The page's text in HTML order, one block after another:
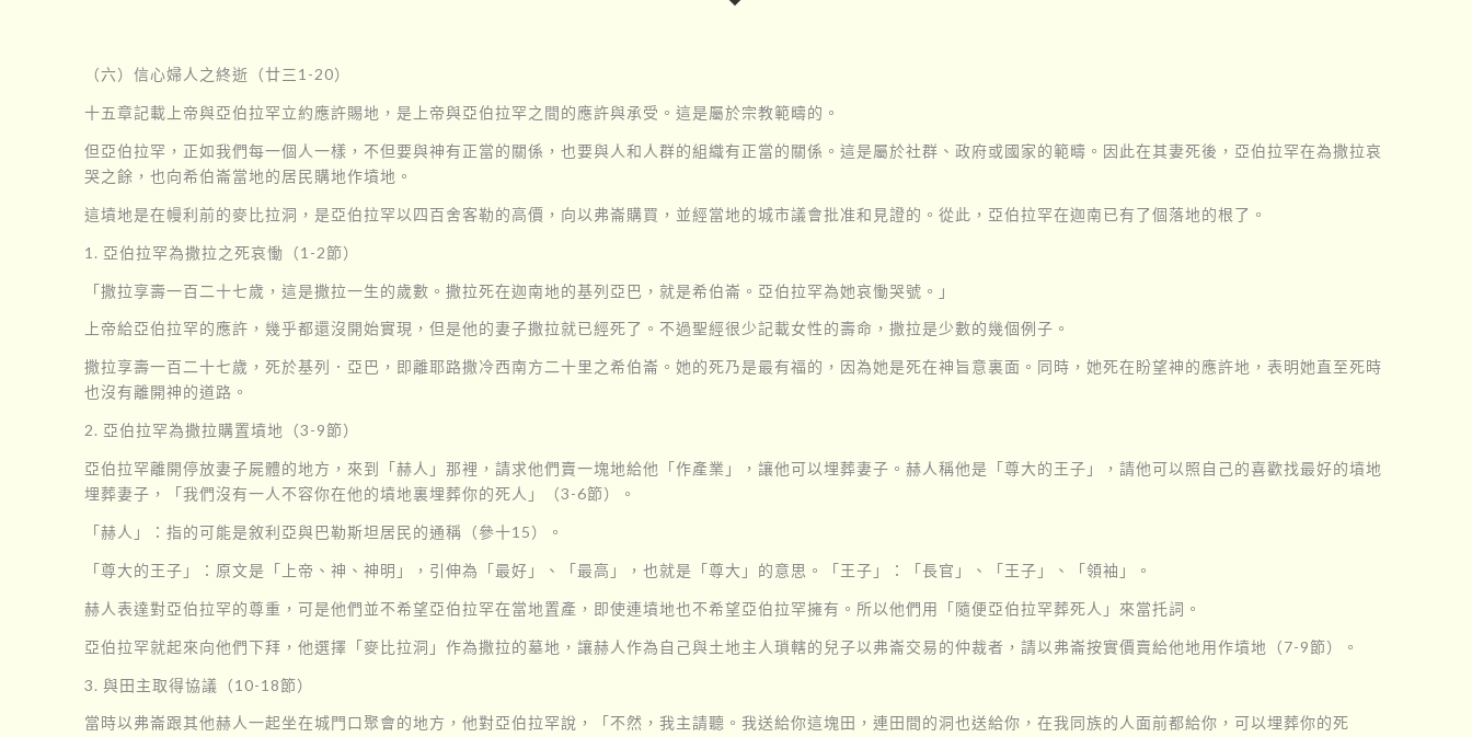
（六）信心婦人之終逝（廿三1-20）
十五章記載上帝與亞伯拉罕立約應許賜地，是上帝與亞伯拉罕之間的應許與承受。這是屬於宗教範疇的。
但亞伯拉罕，正如我們每一個人一樣，不但要與神有正當的關係，也要與人和人群的組織有正當的關係。這是屬於社群、政府或國家的範疇。因此在其妻死後，亞伯拉罕在為撒拉哀
哭之餘，也向希伯崙當地的居民購地作墳地。
這墳地是在幔利前的麥比拉洞，是亞伯拉罕以四百舍客勒的高價，向以弗崙購買，並經當地的城市議會批准和見證的。從此，亞伯拉罕在迦南已有了個落地的根了。
1. 亞伯拉罕為撒拉之死哀慟（1-2節）
「撒拉享壽一百二十七歲，這是撒拉一生的歲數。撒拉死在迦南地的基列亞巴，就是希伯崙。亞伯拉罕為她哀慟哭號。」
上帝給亞伯拉罕的應許，幾乎都還沒開始實現，但是他的妻子撒拉就已經死了。不過聖經很少記載女性的壽命，撒拉是少數的幾個例子。
撒拉享壽一百二十七歲，死於基列．亞巴，即離耶路撒冷西南方二十里之希伯崙。她的死乃是最有福的，因為她是死在神旨意裏面。同時，她死在盼望神的應許地，表明她直至死時
也沒有離開神的道路。
2. 亞伯拉罕為撒拉購置墳地（3-9節）
亞伯拉罕離開停放妻子屍體的地方，來到「赫人」那裡，請求他們賣一塊地給他「作產業」，讓他可以埋葬妻子。赫人稱他是「尊大的王子」，請他可以照自己的喜歡找最好的墳地
埋葬妻子，「我們沒有一人不容你在他的墳地裏埋葬你的死人」（3-6節）。
「赫人」：指的可能是敘利亞與巴勒斯坦居民的通稱（參十15）。
「尊大的王子」：原文是「上帝、神、神明」，引伸為「最好」、「最高」，也就是「尊大」的意思。「王子」：「長官」、「王子」、「領袖」。
赫人表達對亞伯拉罕的尊重，可是他們並不希望亞伯拉罕在當地置產，即使連墳地也不希望亞伯拉罕擁有。所以他們用「隨便亞伯拉罕葬死人」來當托詞。
亞伯拉罕就起來向他們下拜，他選擇「麥比拉洞」作為撒拉的墓地，讓赫人作為自己與土地主人瑣轄的兒子以弗崙交易的仲裁者，請以弗崙按實價賣給他地用作墳地（7-9節）。
3. 與田主取得協議（10-18節）
當時以弗崙跟其他赫人一起坐在城門口聚會的地方，他對亞伯拉罕說，「不然，我主請聽。我送給你這塊田，連田間的洞也送給你，在我同族的人面前都給你，可以埋葬你的死